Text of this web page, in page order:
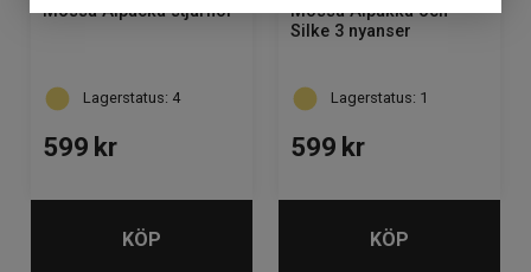
Mössa Alpacka stjärnor
Lagerstatus: 4
599 kr
KÖP
Mössa Alpakka och
Silke 3 nyanser
Lagerstatus: 1
599 kr
KÖP